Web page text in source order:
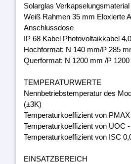
Solarglas
Weiß Rahmen 35 mm Eloxierte
Anschlussdose
IP 68 Kabel Photovoltaikkabel
Hochformat: N 140 mm/P 285
Querformat: N 1200 mm /P
TEMPERATURWERTE
Nennbetriebstemperatur des
(±3K)
Temperaturkoeffizient von
Temperaturkoeffizient von UOC
Temperaturkoeffizient von ISC
EINSATZBEREICH